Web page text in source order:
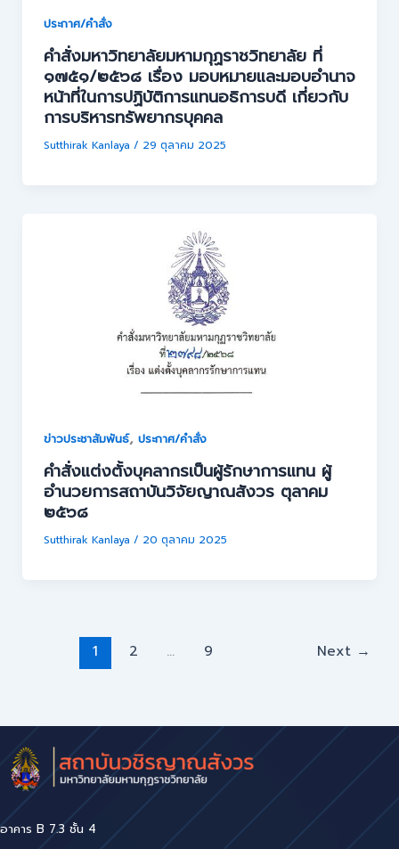
ประกาศ/คำสั่ง
คำสั่งมหาวิทยาลัยมหามกุฏราชวิทยาลัย ที่
๑๗๕๑/๒๕๖๘ เรื่อง มอบหมายและมอบอำนาจ
หน้าที่ในการปฏิบัติการแทนอธิการบดี เกี่ยวกับ
การบริหารทรัพยากรบุคคล
Sutthirak Kanlaya / 29 ตุลาคม 2025
ข่าวประชาสัมพันธ์, ประกาศ/คำสั่ง
คำสั่งแต่งตั้งบุคลากรเป็นผู้รักษาการแทน ผู้
อำนวยการสถาบันวิจัยญาณสังวร ตุลาคม
๒๕๖๘
Sutthirak Kanlaya / 20 ตุลาคม 2025
1 2 … 9 Next →
อาคาร B 7.3 ชั้น 4